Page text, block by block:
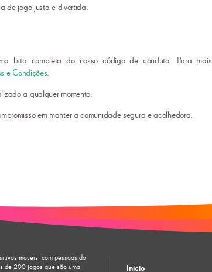
de jogo justa e divertida.
lista completa do nosso código de conduta. Para mais
e Condições.
a qualquer momento.
em manter a comunidade segura e acolhedora.
móveis, com pessoas do
de 200 jogos que são uma
Início